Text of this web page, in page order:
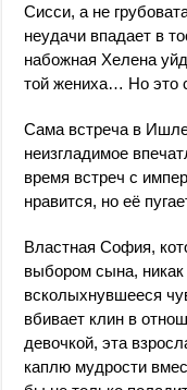
Сисси, а не
неудачи впадает в
набожная Хелена
той жениха… Но это
Сама встреча в
неизгладимое
время встреч с
нравится, но её
Властная София,
выбором сына,
всколыхнувшееся
вбивает клин в
девочкой, эта
каплю мудрости